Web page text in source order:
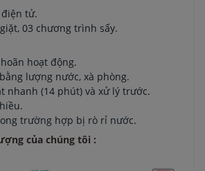
tử.
03 chương trình sấy.
hoạt động.
lượng nước, xà phòng.
nhanh (14 phút) và xử lý trước.
trường hợp bị rò rỉ nước.
của chúng tôi :